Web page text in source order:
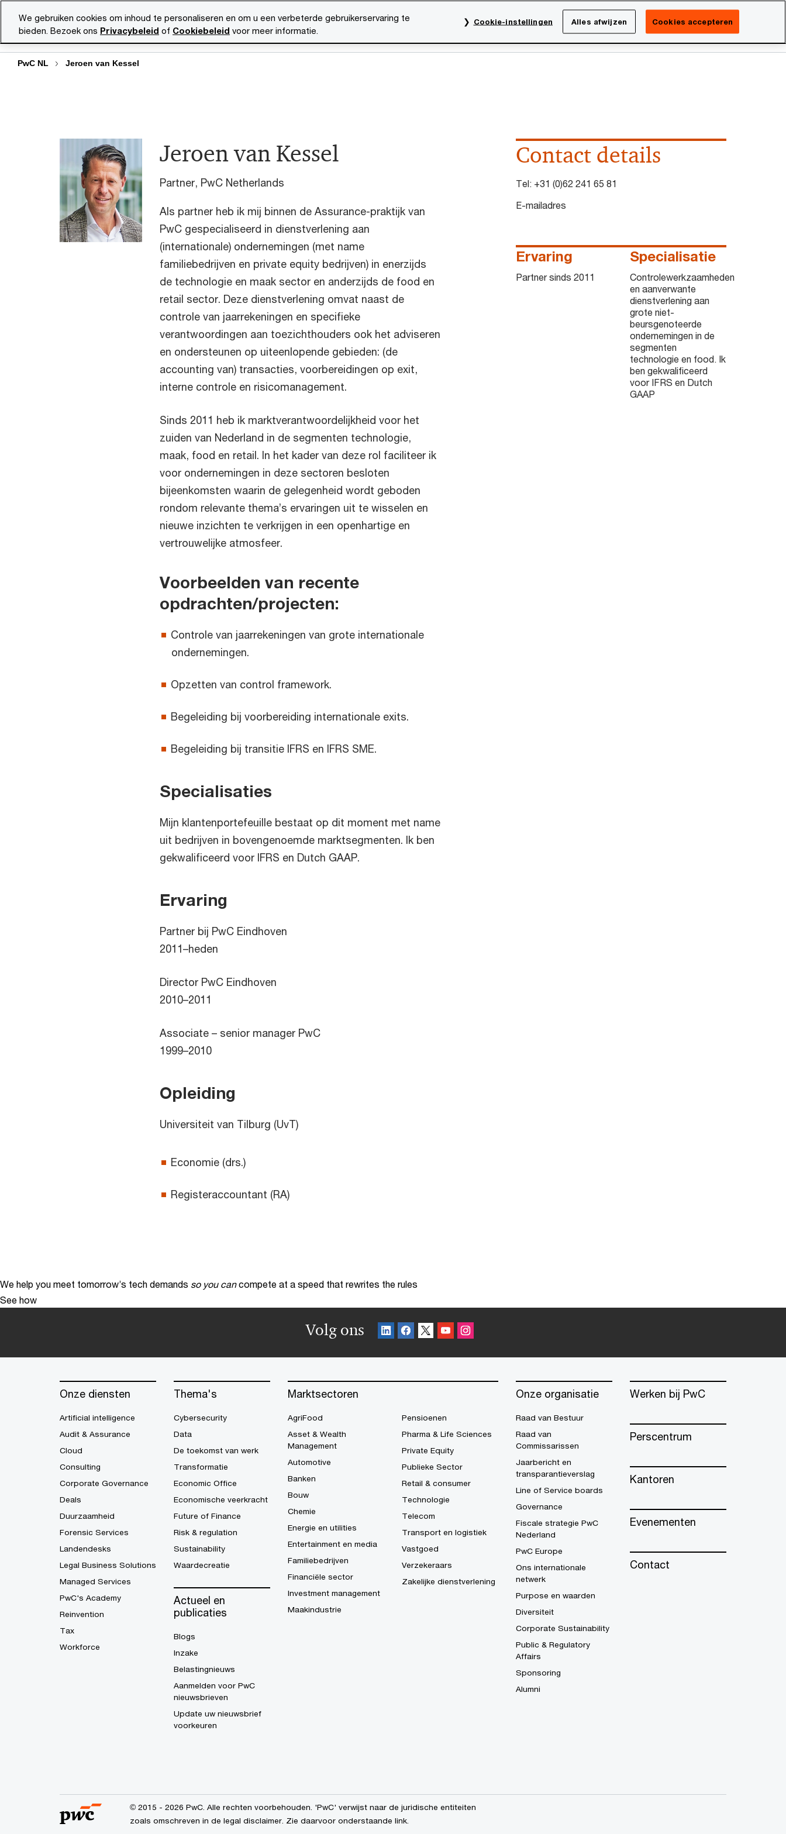
Diensten Marktsectoren Carrière
Netherlands
Search
PwC NL Jeroen van Kessel
Jeroen van Kessel
Partner, PwC Netherlands
Als partner heb ik mij binnen de Assurance-praktijk van
PwC gespecialiseerd in dienstverlening aan
(internationale) ondernemingen (met name
familiebedrijven en private equity bedrijven) in enerzijds
de technologie en maak sector en anderzijds de food en
retail sector. Deze dienstverlening omvat naast de
controle van jaarrekeningen en specifieke
verantwoordingen aan toezichthouders ook het adviseren
en ondersteunen op uiteenlopende gebieden: (de
accounting van) transacties, voorbereidingen op exit,
interne controle en risicomanagement.
Sinds 2011 heb ik marktverantwoordelijkheid voor het
zuiden van Nederland in de segmenten technologie,
maak, food en retail. In het kader van deze rol faciliteer ik
voor ondernemingen in deze sectoren besloten
bijeenkomsten waarin de gelegenheid wordt geboden
rondom relevante thema’s ervaringen uit te wisselen en
nieuwe inzichten te verkrijgen in een openhartige en
vertrouwelijke atmosfeer.
Voorbeelden van recente
opdrachten/projecten:
Controle van jaarrekeningen van grote internationale
ondernemingen.
Opzetten van control framework.
Begeleiding bij voorbereiding internationale exits.
Begeleiding bij transitie IFRS en IFRS SME.
Specialisaties
Mijn klantenportefeuille bestaat op dit moment met name
uit bedrijven in bovengenoemde marktsegmenten. Ik ben
gekwalificeerd voor IFRS en Dutch GAAP.
Ervaring
Partner bij PwC Eindhoven
2011–heden
Director PwC Eindhoven
2010–2011
Associate – senior manager PwC
1999–2010
Opleiding
Universiteit van Tilburg (UvT)
Economie (drs.)
Registeraccountant (RA)
Contact details
Tel: +31 (0)62 241 65 81
E-mailadres
Ervaring
Partner sinds 2011
Specialisatie
Controlewerkzaamheden
en aanverwante
dienstverlening aan
grote niet-
beursgenoteerde
ondernemingen in de
segmenten
technologie en food. Ik
ben gekwalificeerd
voor IFRS en Dutch
GAAP
We help you meet tomorrow’s tech demands so you can compete at a speed that rewrites the rules
See how
Volg ons
Onze diensten
Artificial intelligence
Audit & Assurance
Cloud
Consulting
Corporate Governance
Deals
Duurzaamheid
Forensic Services
Landendesks
Legal Business Solutions
Managed Services
PwC's Academy
Reinvention
Tax
Workforce
Thema's
Cybersecurity
Data
De toekomst van werk
Transformatie
Economic Office
Economische veerkracht
Future of Finance
Risk & regulation
Sustainability
Waardecreatie
Actueel en
publicaties
Blogs
Inzake
Belastingnieuws
Aanmelden voor PwC
nieuwsbrieven
Update uw nieuwsbrief
voorkeuren
Marktsectoren
AgriFood
Asset & Wealth
Management
Automotive
Banken
Bouw
Chemie
Energie en utilities
Entertainment en media
Familiebedrijven
Financiële sector
Investment management
Maakindustrie
Pensioenen
Pharma & Life Sciences
Private Equity
Publieke Sector
Retail & consumer
Technologie
Telecom
Transport en logistiek
Vastgoed
Verzekeraars
Zakelijke dienstverlening
Onze organisatie
Raad van Bestuur
Raad van
Commissarissen
Jaarbericht en
transparantieverslag
Line of Service boards
Governance
Fiscale strategie PwC
Nederland
PwC Europe
Ons internationale
netwerk
Purpose en waarden
Diversiteit
Corporate Sustainability
Public & Regulatory
Affairs
Sponsoring
Alumni
Werken bij PwC
Perscentrum
Kantoren
Evenementen
Contact
© 2015 - 2026 PwC. Alle rechten voorbehouden. 'PwC' verwijst naar de juridische entiteiten
zoals omschreven in de legal disclaimer. Zie daarvoor onderstaande link.
We gebruiken cookies om inhoud te personaliseren en om u een verbeterde gebruikerservaring te
bieden. Bezoek ons Privacybeleid of Cookiebeleid voor meer informatie.
Cookie-instellingen Alles afwijzen Cookies accepteren